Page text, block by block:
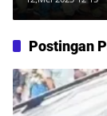
Postingan